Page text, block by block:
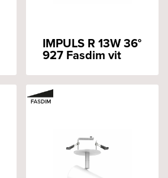
IMPULS R 13W 36°
927 Fasdim vit